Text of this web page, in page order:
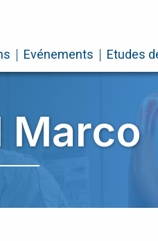
Evénements Etudes
Marco